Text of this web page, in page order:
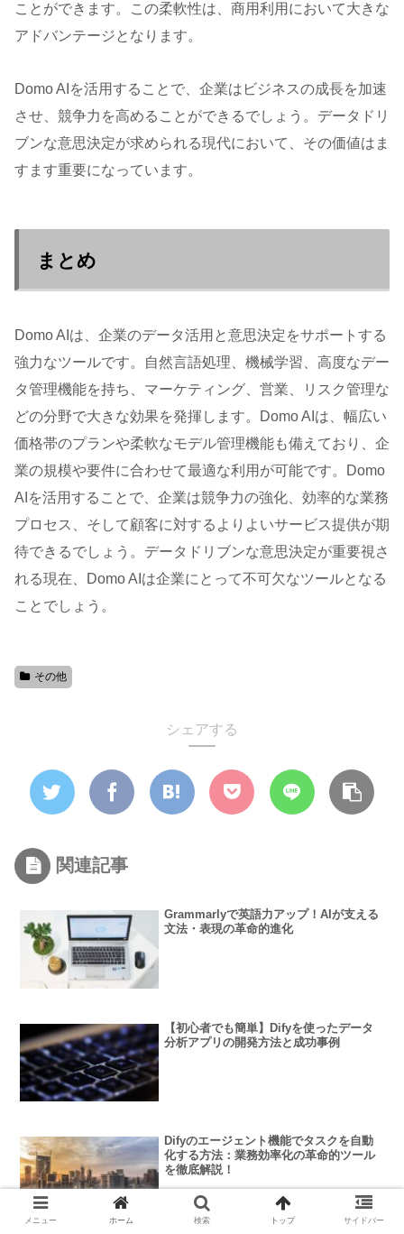
ことができます。この柔軟性は、商用利用において大きな
アドバンテージとなります。
Domo AIを活用することで、企業はビジネスの成長を加速
させ、競争力を高めることができるでしょう。データドリ
ブンな意思決定が求められる現代において、その価値はま
すます重要になっています。
まとめ
Domo AIは、企業のデータ活用と意思決定をサポートする
強力なツールです。自然言語処理、機械学習、高度なデー
タ管理機能を持ち、マーケティング、営業、リスク管理な
どの分野で大きな効果を発揮します。Domo AIは、幅広い
価格帯のプランや柔軟なモデル管理機能も備えており、企
業の規模や要件に合わせて最適な利用が可能です。Domo
AIを活用することで、企業は競争力の強化、効率的な業務
プロセス、そして顧客に対するよりよいサービス提供が期
待できるでしょう。データドリブンな意思決定が重要視さ
れる現在、Domo AIは企業にとって不可欠なツールとなる
ことでしょう。
その他
シェアする
関連記事
Grammarlyで英語力アップ！AIが支える
文法・表現の革命的進化
【初心者でも簡単】Difyを使ったデータ
分析アプリの開発方法と成功事例
Difyのエージェント機能でタスクを自動
化する方法：業務効率化の革命的ツール
を徹底解説！
メニュー ホーム 検索 トップ サイドバー